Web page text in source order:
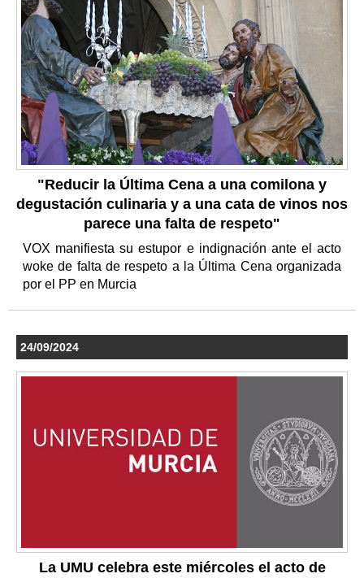
"Reducir la Última Cena a una comilona y
degustación culinaria y a una cata de vinos nos
parece una falta de respeto"
VOX manifiesta su estupor e indignación ante el acto
woke de falta de respeto a la Última Cena organizada
por el PP en Murcia
24/09/2024
La UMU celebra este miércoles el acto de